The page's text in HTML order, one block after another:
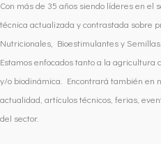
Con más de 35 años siendo líderes en el
técnica actualizada y contrastada sobre
Nutricionales, Bioestimulantes y Semillas.
Estamos enfocados tanto a la agricultura
y/o biodinámica. Encontrará también en
actualidad, artículos técnicos, ferias,
del sector.